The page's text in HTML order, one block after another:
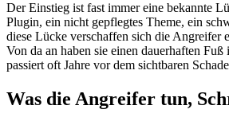
Der Einstieg ist fast immer eine bekannte
Plugin, ein nicht gepflegtes Theme, ein
diese Lücke verschaffen sich die Angreifer
Von da an haben sie einen dauerhaften
passiert oft Jahre vor dem sichtbaren
Was die Angreifer tun,